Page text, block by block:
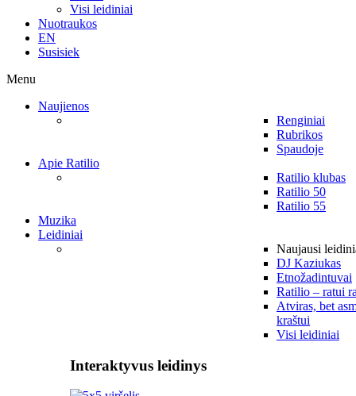
Visi leidiniai
Nuotraukos
EN
Susisiek
Menu
Naujienos
Renginiai
Rubrikos
Spaudoje
Apie Ratilio
Ratilio klubas
Ratilio 50
Ratilio 55
Muzika
Leidiniai
Naujausi
DJ Kaziukas
Etnožadintuvai
Ratilio – ratui
Atviras, bet
kraštui
Visi leidiniai
Interaktyvus leidinys